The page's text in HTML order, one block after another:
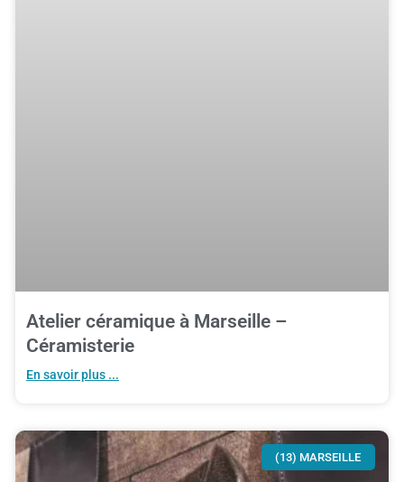
Atelier céramique à Marseille –
Céramisterie
En savoir plus ...
(13) MARSEILLE